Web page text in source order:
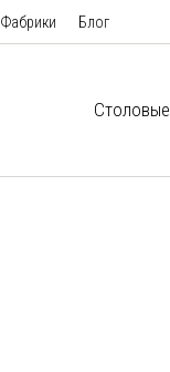
Фабрики Блог
Столовые